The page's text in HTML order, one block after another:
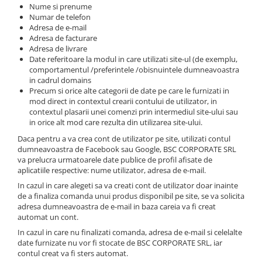
Nume si prenume
Numar de telefon
Adresa de e-mail
Adresa de facturare
Adresa de livrare
Date referitoare la modul in care utilizati site-ul (de exemplu,
comportamentul /preferintele /obisnuintele dumneavoastra
in cadrul domains
Precum si orice alte categorii de date pe care le furnizati in
mod direct in contextul crearii contului de utilizator, in
contextul plasarii unei comenzi prin intermediul site-ului sau
in orice alt mod care rezulta din utilizarea site-ului.
Daca pentru a va crea cont de utilizator pe site, utilizati contul
dumneavoastra de Facebook sau Google, BSC CORPORATE SRL
va prelucra urmatoarele date publice de profil afisate de
aplicatiile respective: nume utilizator, adresa de e-mail.
In cazul in care alegeti sa va creati cont de utilizator doar inainte
de a finaliza comanda unui produs disponibil pe site, se va solicita
adresa dumneavoastra de e-mail in baza careia va fi creat
automat un cont.
In cazul in care nu finalizati comanda, adresa de e-mail si celelalte
date furnizate nu vor fi stocate de BSC CORPORATE SRL, iar
contul creat va fi sters automat.